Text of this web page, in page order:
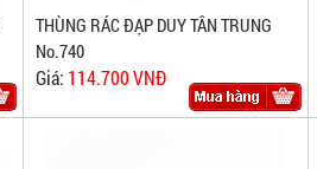
THÙNG RÁC ĐẠP DUY TÂN TRUNG
No.740
Giá: 114.700 VNĐ